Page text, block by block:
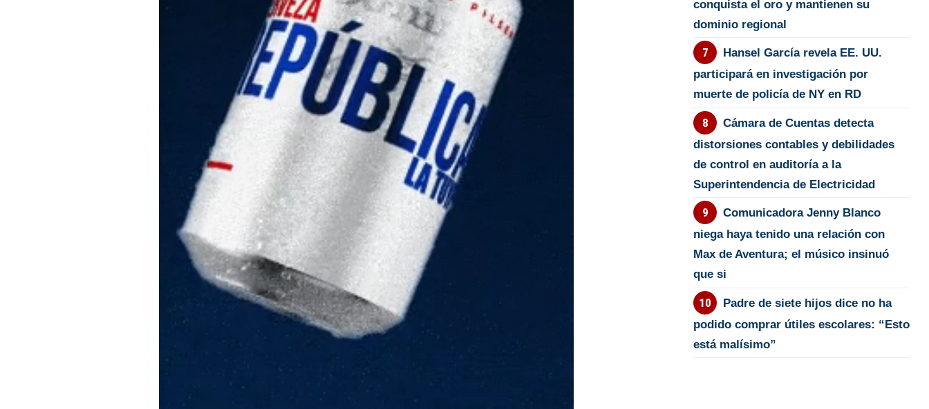
conquista el oro y mantienen su
dominio regional
Hansel García revela EE. UU.
participará en investigación por
muerte de policía de NY en RD
Cámara de Cuentas detecta
distorsiones contables y debilidades
de control en auditoría a la
Superintendencia de Electricidad
Comunicadora Jenny Blanco
niega haya tenido una relación con
Max de Aventura; el músico insinuó
que si
Padre de siete hijos dice no ha
podido comprar útiles escolares: “Esto
está malísimo”